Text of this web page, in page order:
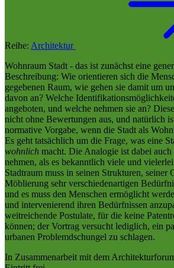
Reihe: Architektur
Wohnraum Stadt - das ist zunächst eine
Beschreibung: Wie orientieren sich die
gegebenen Raum, wie gehen sie damit um
davon an? Welche
angeboten, und welche nehmen sie an?
nicht ohne Bewertungen aus, und natürlich
normative Vorgabe, wenn die Stadt als
Es geht tatsächlich um die Frage, was eine
wohnlich macht. Die Analogie ist dabei auch
nehmen, als es bekanntlich viele und
Stadtraum muss in seinen Strukturen, seiner
Möblierung sehr verschiedenartigen
und es muss den Menschen ermöglicht
und intervenierend ihren Bedürfnissen
weitreichende Postulate, für die keine
können; der Vortrag versucht lediglich, ein
urbanen Problemdschungel zu schlagen.
In Zusammenarbeit mit dem